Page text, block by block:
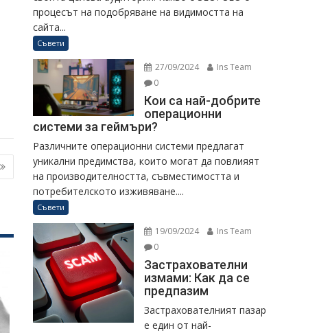
процесът на подобряване на видимостта на
сайта...
Съвети
27/09/2024
Ins Team
0
Кои са най-добрите
операционни
системи за геймъри?
Различните операционни системи предлагат
уникални предимства, които могат да повлияят
на производителността, съвместимостта и
потребителското изживяване....
Съвети
19/09/2024
Ins Team
0
Застрахователни
измами: Как да се
предпазим
Застрахователният пазар
е един от най-